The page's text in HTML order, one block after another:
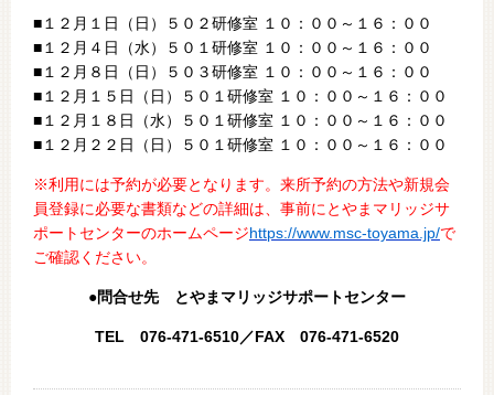
■１２月１日（日）５０２研修室 １０：００～１６：００
■１２月４日（水）５０１研修室 １０：００～１６：００
■１２月８日（日）５０３研修室 １０：００～１６：００
■１２月１５日（日）５０１研修室 １０：００～１６：００
■１２月１８日（水）５０１研修室 １０：００～１６：００
■１２月２２日（日）５０１研修室 １０：００～１６：００
※利用には予約が必要となります。来所予約の方法や新規会
員登録に必要な書類などの詳細は、事前にとやまマリッジサ
ポートセンターのホームページhttps://www.msc-toyama.jp/で
ご確認ください。
●問合せ先 とやまマリッジサポートセンター
TEL 076-471-6510／FAX 076-471-6520